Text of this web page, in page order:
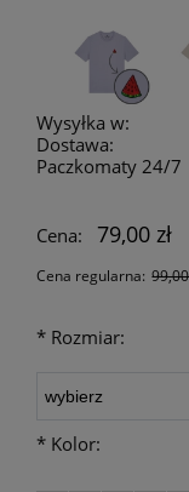
Wysyłka w:
Dostawa:
Paczkomaty 24/7
Cena nie
Cena:
79,00 zł
Cena regularna:
* Rozmiar:
* Kolor: